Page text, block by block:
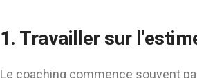
1. Travailler sur
Le coaching commence souvent